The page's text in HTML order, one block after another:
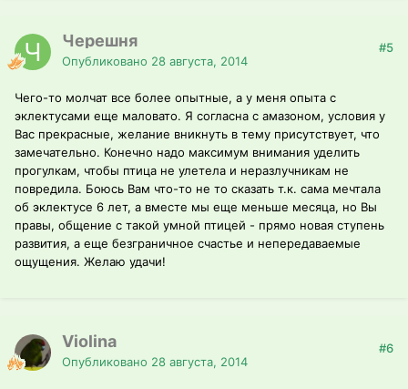
Черешня
Опубликовано 28 августа, 2014
#5
Чего-то молчат все более опытные, а у меня опыта с
эклектусами еще маловато. Я согласна с амазоном, условия у
Вас прекрасные, желание вникнуть в тему присутствует, что
замечательно. Конечно надо максимум внимания уделить
прогулкам, чтобы птица не улетела и неразлучникам не
повредила. Боюсь Вам что-то не то сказать т.к. сама мечтала
об эклектусе 6 лет, а вместе мы еще меньше месяца, но Вы
правы, общение с такой умной птицей - прямо новая ступень
развития, а еще безграничное счастье и непередаваемые
ощущения. Желаю удачи!
Violina
Опубликовано 28 августа, 2014
#6